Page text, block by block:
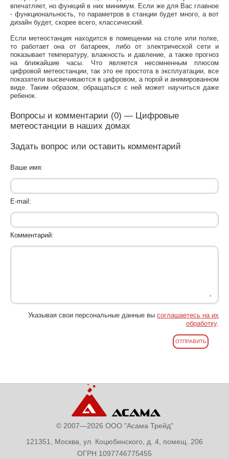
впечатляет, но функций в них минимум. Если же для Вас главное
- функциональность, то параметров в станции будет много, а вот
дизайн будет, скорее всего, классический.
Если метеостанция находится в помещении на столе или полке,
то работает она от батареек, либо от электрической сети и
показывает температуру, влажность и давление, а также прогноз
на ближайшие часы. Что является несомненным плюсом
цифровой метеостанции, так это ее простота в эксплуатации, все
показатели высвечиваются в цифровом, а порой и анимированном
виде. Таким образом, обращаться с ней может научиться даже
ребенок.
Вопросы и комментарии (0) — Цифровые
метеостанции в наших домах
Задать вопрос или оставить комментарий
Ваше имя:
E-mail:
Комментарий:
Указывая свои персональные данные высоглашаетесь на их
обработку.
© 2007—2026 ООО "Асама Трейд"
121351, Москва, ул. Коцюбинского, д. 4, помещ. 206
ОГРН 1097746775455